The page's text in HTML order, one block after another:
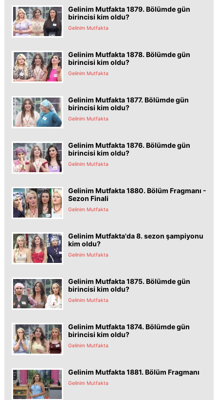
Gelinim Mutfakta 1879. Bölümde gün
birincisi kim oldu?
Gelinim Mutfakta
Gelinim Mutfakta 1878. Bölümde gün
birincisi kim oldu?
Gelinim Mutfakta
Gelinim Mutfakta 1877. Bölümde gün
birincisi kim oldu?
Gelinim Mutfakta
Gelinim Mutfakta 1876. Bölümde gün
birincisi kim oldu?
Gelinim Mutfakta
Gelinim Mutfakta 1880. Bölüm Fragmanı -
Sezon Finali
Gelinim Mutfakta
Gelinim Mutfakta'da 8. sezon şampiyonu
kim oldu?
Gelinim Mutfakta
Gelinim Mutfakta 1875. Bölümde gün
birincisi kim oldu?
Gelinim Mutfakta
Gelinim Mutfakta 1874. Bölümde gün
birincisi kim oldu?
Gelinim Mutfakta
Gelinim Mutfakta 1881. Bölüm Fragmanı
Gelinim Mutfakta